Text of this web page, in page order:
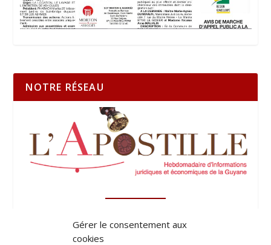
Gérer le consentement aux
cookies
NOTRE RÉSEAU